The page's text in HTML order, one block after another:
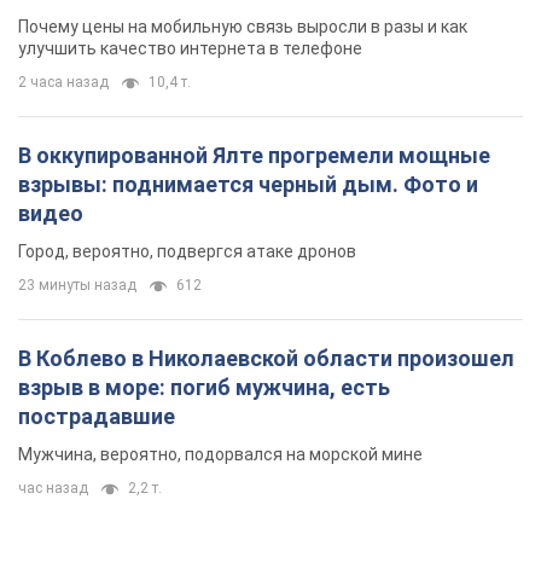
Почему цены на мобильную связь выросли в разы и как
улучшить качество интернета в телефоне
2 часа назад 10,4 т.
В оккупированной Ялте прогремели мощные
взрывы: поднимается черный дым. Фото и
видео
Город, вероятно, подвергся атаке дронов
23 минуты назад 612
В Коблево в Николаевской области произошел
взрыв в море: погиб мужчина, есть
пострадавшие
Мужчина, вероятно, подорвался на морской мине
час назад 2,2 т.